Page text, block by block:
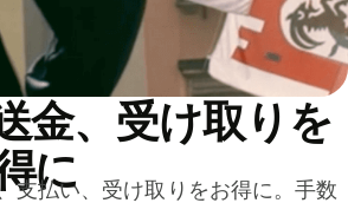
金、受け取りを
に
支払い、受け取りをお得に。手数